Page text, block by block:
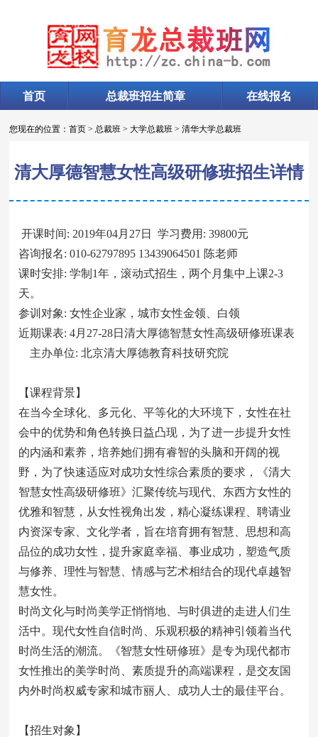
首页 总裁班招生简章 在线报名
您现在的位置：首页 >总裁班 >大学总裁班 >清华大学总裁班
清大厚德智慧女性高级研修班招生详情
开课时间: 2019年04月27日 学习费用: 39800元
咨询报名: 010-62797895 13439064501 陈老师
课时安排: 学制1年，滚动式招生，两个月集中上课2-3
天。
参训对象: 女性企业家，城市女性金领、白领
近期课表: 4月27-28日清大厚德智慧女性高级研修班课表
主办单位: 北京清大厚德教育科技研究院
【课程背景】
在当今全球化、多元化、平等化的大环境下，女性在社
会中的优势和角色转换日益凸现，为了进一步提升女性
的内涵和素养，培养她们拥有睿智的头脑和开阔的视
野，为了快速适应对成功女性综合素质的要求，《清大
智慧女性高级研修班》汇聚传统与现代、东西方女性的
优雅和智慧，从女性视角出发，精心凝练课程、聘请业
内资深专家、文化学者，旨在培育拥有智慧、思想和高
品位的成功女性，提升家庭幸福、事业成功，塑造气质
与修养、理性与智慧、情感与艺术相结合的现代卓越智
慧女性。
时尚文化与时尚美学正悄悄地、与时俱进的走进人们生
活中。现代女性自信时尚、乐观积极的精神引领着当代
时尚生活的潮流。《智慧女性研修班》是专为现代都市
女性推出的美学时尚、素质提升的高端课程，是交友国
内外时尚权威专家和城市丽人、成功人士的最佳平台。
【招生对象】